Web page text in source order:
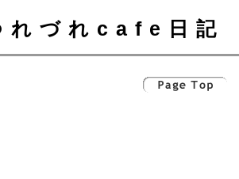
れづれcafe日記